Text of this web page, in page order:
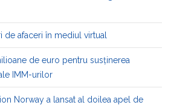
de afaceri în mediul virtual
de euro pentru susținerea
IMM-urilor
Norway a lansat al doilea apel de